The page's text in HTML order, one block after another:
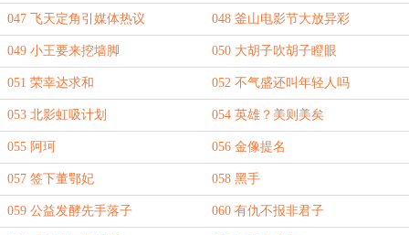
047 飞天定角引媒体热议 048 釜山电影节大放异彩
049 小王要来挖墙脚 050 大胡子吹胡子瞪眼
051 荣幸达求和 052 不气盛还叫年轻人吗
053 北影虹吸计划 054 英雄？美则美矣
055 阿珂 056 金像提名
057 签下董鄂妃 058 黑手
059 公益发酵先手落子 060 有仇不报非君子